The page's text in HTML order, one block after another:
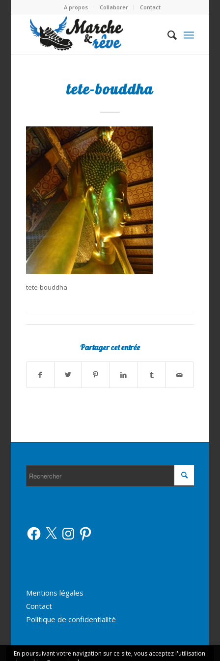
A propos Collaborer Contact
tete-bouddha
tete-bouddha
Partager cet entrée
Facebook
X InstagramPinterest
Mentions légales
Contact
Politique de confidentialité
Ce site utilise des cookies. En continuant votre navigation
En poursuivant votre navigation sur ce site, vous acceptez l'utilisation